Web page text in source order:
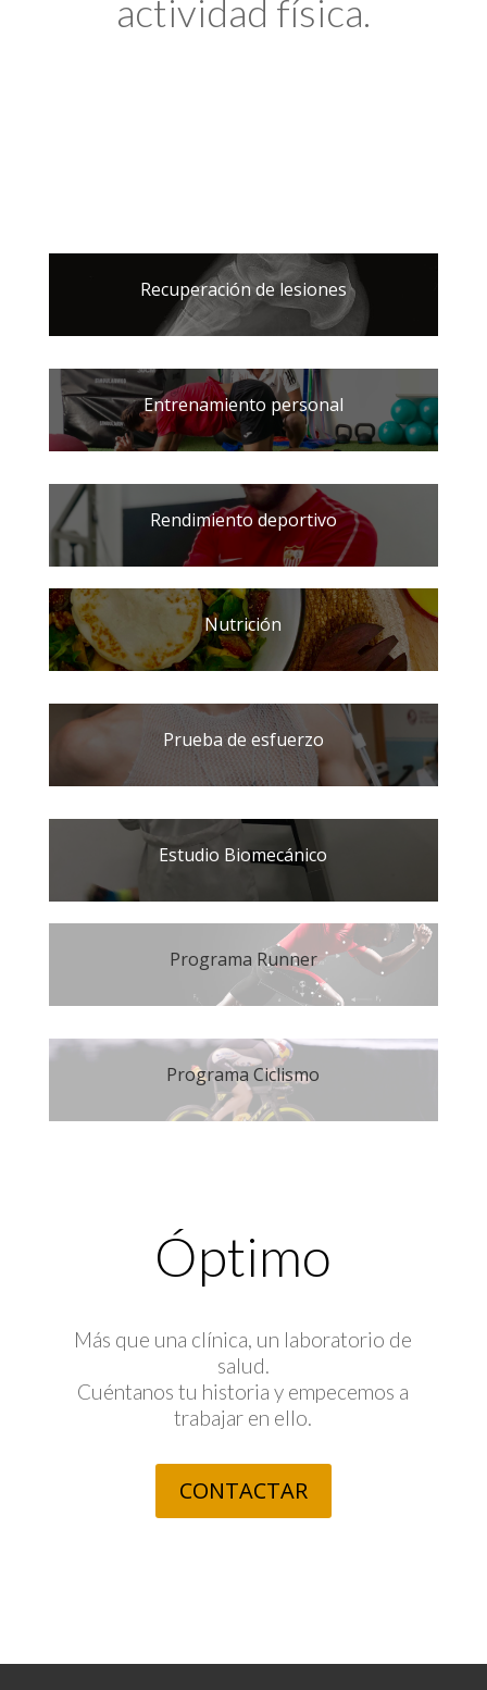
actividad física.
Recuperación de lesiones
Entrenamiento personal
Rendimiento deportivo
Nutrición
Prueba de esfuerzo
Estudio Biomecánico
Programa Runner
Programa Ciclismo
Óptimo
Más que una clínica, un laboratorio de
salud.
Cuéntanos tu historia y empecemos a
trabajar en ello.
CONTACTAR